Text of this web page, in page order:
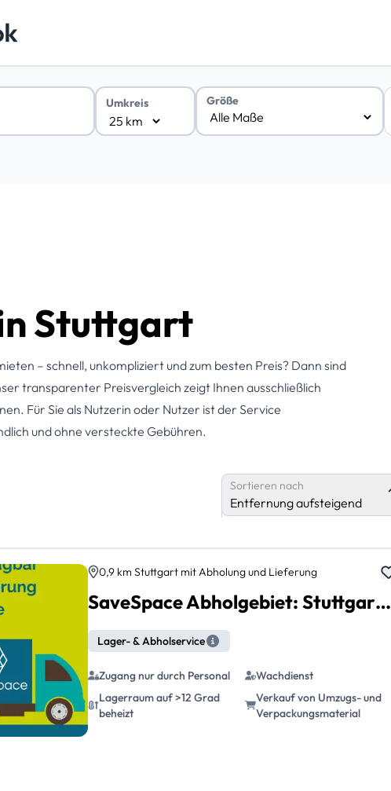
Umkreis Größe
Stuttgart
– schnell, unkompliziert und zum besten Preis? Dann sind
transparenter Preisvergleich zeigt Ihnen ausschließlich
Für Sie als Nutzerin oder Nutzer ist der Service
und ohne versteckte Gebühren.
Sortieren nach
Entfernung aufsteigend
0,9 km Stuttgart mit Abholung und Lieferung
SaveSpace Abholgebiet: Stuttgart mit Abholung und Lieferung
Lager- & Abholservice
Zugang nur durch Personal
Wachdienst
Lagerraum auf >12 Grad
beheizt
Verkauf von Umzugs- und
Verpackungsmaterial